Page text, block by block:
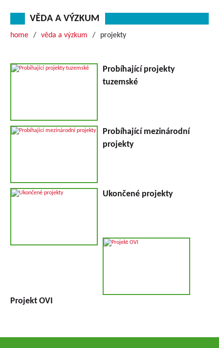
VĚDA A VÝZKUM
home věda a výzkum projekty
Probíhající projekty
tuzemské
Probíhající mezinárodní
projekty
Ukončené projekty
Projekt OVI